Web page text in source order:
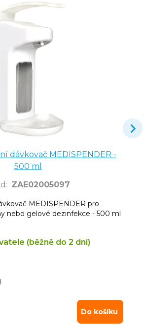
dávkovač MEDISPENDER -
500 ml
: ZAE02005097
MEDISPENDER pro
nebo gelové dezinfekce - 500 ml
(běžně do 2 dní)
Do košíku